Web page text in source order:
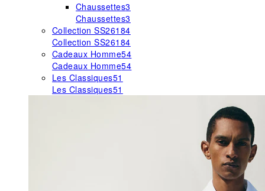
Chaussettes3
Chaussettes3
Collection SS26184
Collection SS26184
Cadeaux Homme54
Cadeaux Homme54
Les Classiques51
Les Classiques51